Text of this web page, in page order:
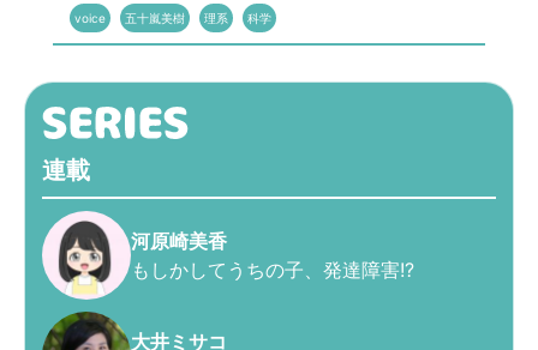
voice 五十嵐美樹 理系 科学
連載
河原崎美香
もしかしてうちの子、発達障害!?
大井ミサコ